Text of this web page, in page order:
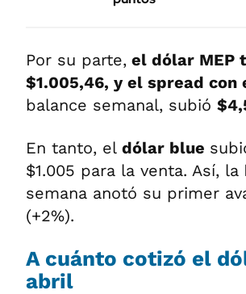
Por su parte, el dólar MEP
$1.005,46, y el spread con
balance semanal, subió
En tanto, el dólar blue
$1.005 para la venta. Así, la
semana anotó su primer
(+2%).
A cuánto cotizó el
abril